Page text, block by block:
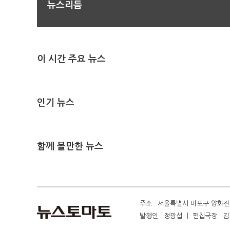
뉴스리듬
이 시간 주요 뉴스
인기 뉴스
함께 볼만한 뉴스
주소 : 서울특별시 마포구 양화
발행인 : 정광섭 ㅣ 편집국장 :